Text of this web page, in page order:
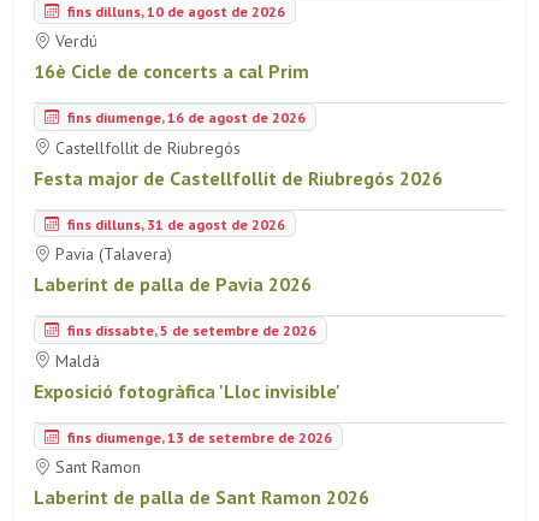
fins dilluns, 10 de agost de 2026
Verdú
16è Cicle de concerts a cal Prim
fins diumenge, 16 de agost de 2026
Castellfollit de Riubregós
Festa major de Castellfollit de Riubregós 2026
fins dilluns, 31 de agost de 2026
Pavia (Talavera)
Laberint de palla de Pavia 2026
fins dissabte, 5 de setembre de 2026
Maldà
Exposició fotogràfica 'Lloc invisible'
fins diumenge, 13 de setembre de 2026
Sant Ramon
Laberint de palla de Sant Ramon 2026